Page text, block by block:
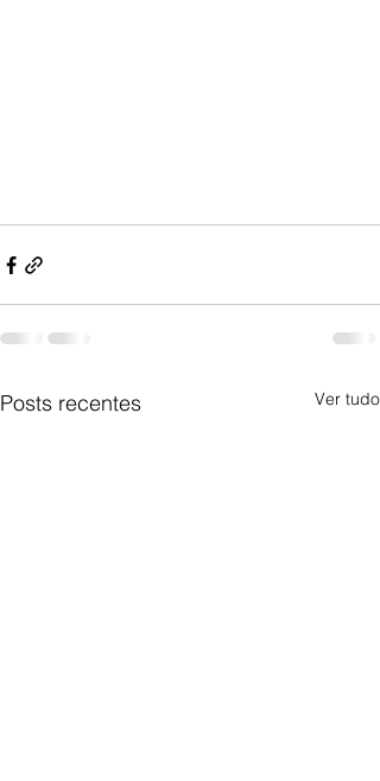
Posts recentes Ver tudo